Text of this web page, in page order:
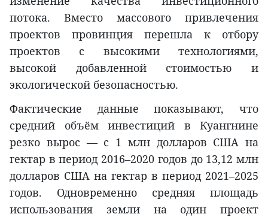
потока. Вместо массового привлечения
проектов провинция перешла к отбору
проектов с высокими технологиями,
высокой добавленной стоимостью и
экологической безопасностью.
Фактические данные показывают, что
средний объём инвестиций в Куангнине
резко вырос — с 1 млн долларов США на
гектар в период 2016–2020 годов до 13,12 млн
долларов США на гектар в период 2021–2025
годов. Одновременно средняя площадь
использования земли на один проект